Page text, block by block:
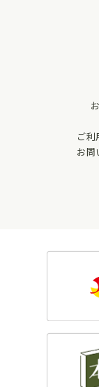
ご利
お問